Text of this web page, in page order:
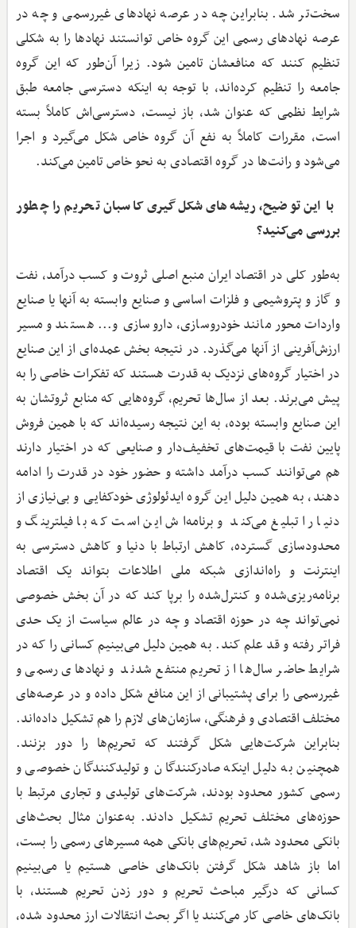
سخت‌تر شد. بنابراین چه در عرصه نهادهای غیررسمی و چه در
عرصه نهادهای رسمی این گروه خاص توانستند نهادها را به شکلی
تنظیم کنند که منافعشان تامین شود. زیرا آن‌طور که این گروه
جامعه را تنظیم کرده‌اند، با توجه به اینکه دسترسی جامعه طبق
شرایط نظمی که عنوان شد، باز نیست، دسترسی‌اش کاملاً بسته
است، مقررات کاملاً به نفع آن گروه خاص شکل می‌گیرد و اجرا
می‌شود و رانت‌ها در گروه اقتصادی به نحو خاص تامین می‌کند.
‌ با این توضیح، ریشه‌های شکل‌گیری کاسبان تحریم را چطور
بررسی می‌کنید؟
به‌طور کلی در اقتصاد ایران منبع اصلی ثروت و کسب درآمد، نفت
و گاز و پتروشیمی و فلزات اساسی و صنایع وابسته به آنها یا صنایع
واردات‌محور مانند خودروسازی، داروسازی و... هستند و مسیر
ارزش‌آفرینی از آنها می‌گذرد. در نتیجه بخش عمده‌ای از این صنایع
در اختیار گروه‌های نزدیک به قدرت هستند که تفکرات خاصی را به
پیش می‌برند. بعد از سال‌ها تحریم، گروه‌هایی که منابع ثروتشان به
این صنایع وابسته بوده، به این نتیجه رسیده‌اند که با همین فروش
پایین نفت با قیمت‌های تخفیف‌دار و صنایعی که در اختیار دارند
هم می‌توانند کسب درآمد داشته و حضور خود در قدرت را ادامه
دهند، به همین دلیل این گروه ایدئولوژی خودکفایی و بی‌نیازی از
دنیا را تبلیغ می‌کند و برنامه‌اش این است که با فیلترینگ و
محدودسازی گسترده، کاهش ارتباط با دنیا و کاهش دسترسی به
اینترنت و راه‌اندازی شبکه ملی اطلاعات بتواند یک اقتصاد
برنامه‌ریزی‌شده و کنترل‌شده را برپا کند که در آن بخش خصوصی
نمی‌تواند چه در حوزه اقتصاد و چه در عالم سیاست از یک حدی
فراتر رفته و قد علم کند. به همین دلیل می‌بینیم کسانی را که در
شرایط حاضر سال‌ها از تحریم منتفع شدند و نهادهای رسمی و
غیررسمی را برای پشتیبانی از این منافع شکل داده و در عرصه‌های
مختلف اقتصادی و فرهنگی، سازمان‌های لازم را هم تشکیل داده‌اند.
بنابراین شرکت‌هایی شکل گرفتند که تحریم‌ها را دور بزنند.
همچنین به دلیل اینکه صادرکنندگان و تولیدکنندگان خصوصی و
رسمی کشور محدود بودند، شرکت‌های تولیدی و تجاری مرتبط با
حوزه‌های مختلف تحریم تشکیل دادند. به‌عنوان مثال بحث‌های
بانکی محدود شد، تحریم‌های بانکی همه مسیرهای رسمی را بست،
اما باز شاهد شکل گرفتن بانک‌های خاصی هستیم یا می‌بینیم
کسانی که درگیر مباحث تحریم و دور زدن تحریم هستند، با
بانک‌های خاصی کار می‌کنند یا اگر بحث انتقالات ارز محدود شده،